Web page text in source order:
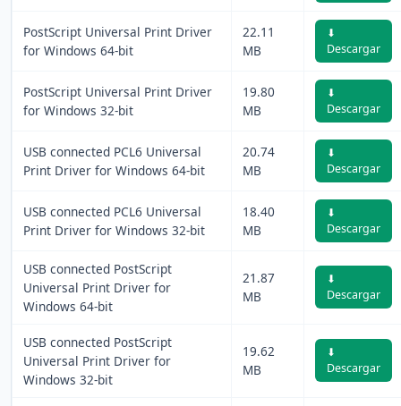
PostScript Universal Print Driver
for Windows 64-bit
22.11
MB
⬇
Descargar
PostScript Universal Print Driver
for Windows 32-bit
19.80
MB
⬇
Descargar
USB connected PCL6 Universal
Print Driver for Windows 64-bit
20.74
MB
⬇
Descargar
USB connected PCL6 Universal
Print Driver for Windows 32-bit
18.40
MB
⬇
Descargar
USB connected PostScript
Universal Print Driver for
Windows 64-bit
21.87
MB
⬇
Descargar
USB connected PostScript
Universal Print Driver for
Windows 32-bit
19.62
MB
⬇
Descargar